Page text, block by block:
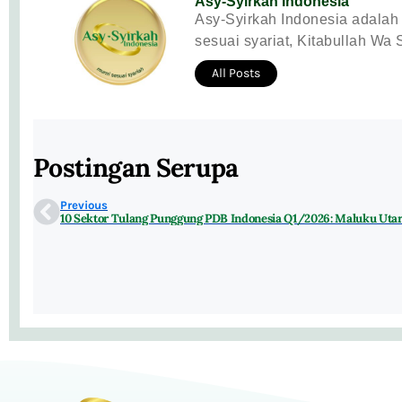
Asy-Syirkah Indonesia
sesuai syariat, Kitabullah Wa
All Posts
Postingan Serupa
Previous